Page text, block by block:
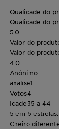
Qualidade do
Qualidade do
5.0
Valor do
Valor do
4.0
Anónimo
análise1
Votos4
Idade35 a 44
5 em 5 estrelas.
Cheiro